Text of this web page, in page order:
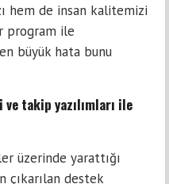
hem de insan kalitemizi
program ile
büyük hata bunu
takip yazılımları ile
üzerinde yarattığı
çıkarılan destek